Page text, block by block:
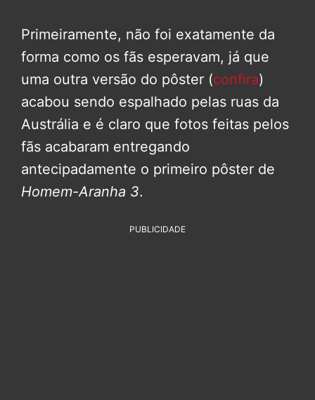
Primeiramente, não foi exatamente da
forma como os fãs esperavam, já que
uma outra versão do pôster (confira)
acabou sendo espalhado pelas ruas da
Austrália e é claro que fotos feitas pelos
fãs acabaram entregando
antecipadamente o primeiro pôster de
Homem-Aranha 3.
PUBLICIDADE